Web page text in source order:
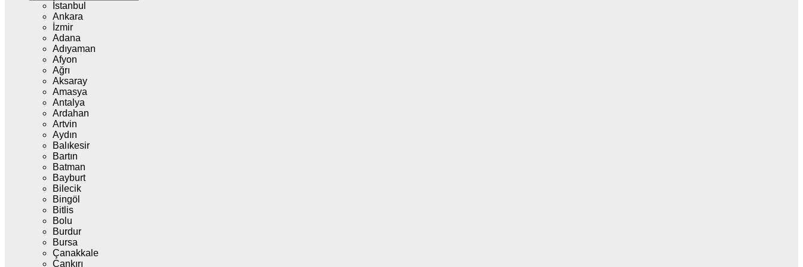
İstanbul
Ankara
İzmir
Adana
Adıyaman
Afyon
Ağrı
Aksaray
Amasya
Antalya
Ardahan
Artvin
Aydın
Balıkesir
Bartın
Batman
Bayburt
Bilecik
Bingöl
Bitlis
Bolu
Burdur
Bursa
Çanakkale
Çankırı